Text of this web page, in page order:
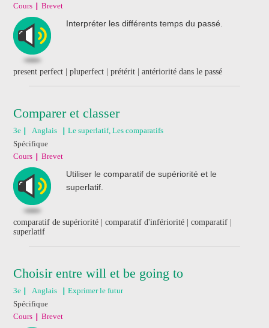
Cours
Brevet
Interpréter les différents temps du passé.
present perfect | pluperfect | prétérit | antériorité dans le passé
Comparer et classer
3e Anglais
Le superlatif, Les comparatifs
Spécifique
Cours
Brevet
Utiliser le comparatif de supériorité et le
superlatif.
comparatif de supériorité | comparatif d'infériorité | comparatif |
superlatif
Choisir entre will et be going to
3e Anglais
Exprimer le futur
Spécifique
Cours
Brevet